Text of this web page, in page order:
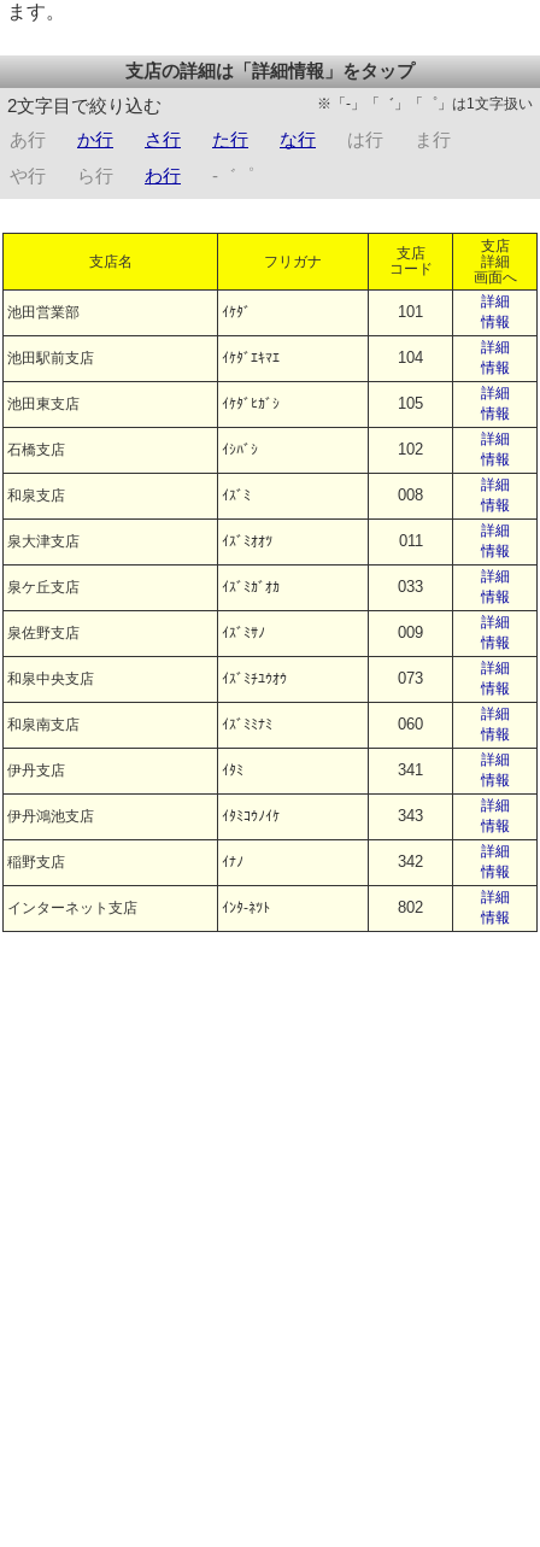
ます。
支店の詳細は「詳細情報」をタップ
2文字目で絞り込む
※「-」「゛」「゜」は1文字扱い
あ行 か行 さ行 た行 な行 は行
ま行
や行
ら行 わ行 -゛゜
支店名 フリガナ
支店
コード
支店
詳細
画面へ
池田営業部 ｲｹﾀﾞ 101
詳細
情報
池田駅前支店 ｲｹﾀﾞｴｷﾏｴ 104
詳細
情報
池田東支店 ｲｹﾀﾞﾋｶﾞｼ 105
詳細
情報
石橋支店 ｲｼﾊﾞｼ 102
詳細
情報
和泉支店 ｲｽﾞﾐ 008
詳細
情報
泉大津支店 ｲｽﾞﾐｵｵﾂ 011
詳細
情報
泉ケ丘支店 ｲｽﾞﾐｶﾞｵｶ 033
詳細
情報
泉佐野支店 ｲｽﾞﾐｻﾉ 009
詳細
情報
和泉中央支店 ｲｽﾞﾐﾁﾕｳｵｳ 073
詳細
情報
和泉南支店 ｲｽﾞﾐﾐﾅﾐ 060
詳細
情報
伊丹支店 ｲﾀﾐ 341
詳細
情報
伊丹鴻池支店 ｲﾀﾐｺｳﾉｲｹ 343
詳細
情報
稲野支店 ｲﾅﾉ 342
詳細
情報
インターネット支店 ｲﾝﾀ-ﾈﾂﾄ 802
詳細
情報